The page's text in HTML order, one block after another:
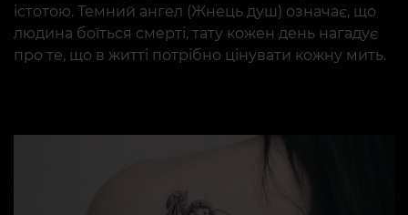
істотою. Темний ангел (Жнець душ) означає, що
людина боїться смерті, тату кожен день нагадує
про те, що в житті потрібно цінувати кожну мить.